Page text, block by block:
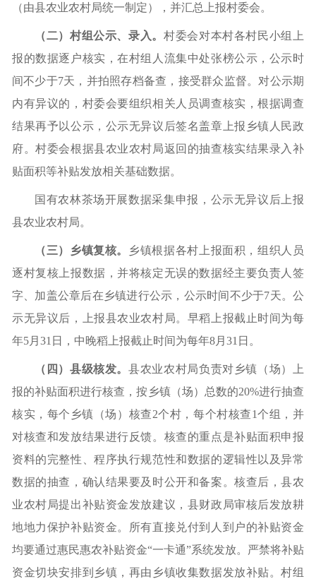
（由县农业农村局统一制定） ，并汇总上报村委会。
（二）村组公示、录入。 村委会对本村各村民小组上
报的数据逐户核实，在村组人流集中处张榜公示，公示时
间不少于7天，并拍照存档备查，接受群众监督。对公示期
内有异议的，村委会要组织相关人员调查核实，根据调查
结果再予以公示，公示无异议后签名盖章上报乡镇人民政
府。村委会根据县农业农村局返回的抽查核实结果录入补
贴面积等补贴发放相关基础数据。
国有农林茶场开展数据采集申报，公示无异议后上报
县农业农村局。
（三）乡镇复核。
乡镇根据各村上报面积，组织人员
逐村复核上报数据，并将核定无误的数据经主要负责人签
字、加盖公章后在乡镇进行公示，公示时间不少于7天。公
示无异议后，上报县农业农村局。 早稻上报截止时间为每
年5月 31 日，中晚稻上报截止时间为每年8月 31 日。
（四）县级核发。县农业农村局负责对乡镇（场）上
报的补贴面积进行核查，按乡镇（场）总数的20%进行抽查
核实，每个乡镇（场）核查2个村，每个村核查1个组，并
对核查和发放结果进行反馈。核查的重点是补贴面积申报
资料的完整性、程序执行规范性和数据的逻辑性以及异常
数据的抽查，确认结果要及时公开和备案。核查后，县农
业农村局提出补贴资金发放建议，县财政局审核后发放耕
地地力保护补贴资金。所有直接兑付到人到户的补贴资金
均要通过惠民惠农补贴资金“一卡通”系统发放。严禁将补贴
资金切块安排到乡镇，再由乡镇收集数据发放补贴。村组